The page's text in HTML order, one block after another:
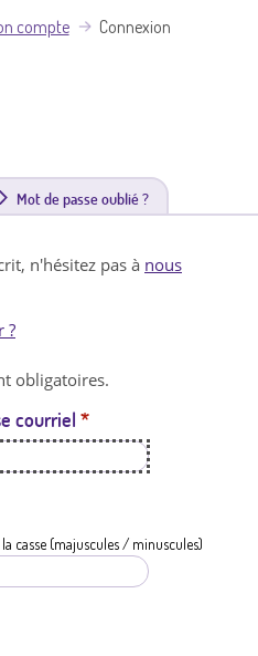
compte Connexion
Mot de passe oublié ?
n'hésitez pas à nous
?
obligatoires.
courriel *
casse (majuscules / minuscules)